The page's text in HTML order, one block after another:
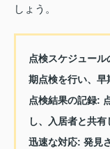
しょう。
点検スケジュール
期点検を行い、早
点検結果の記録:
し、入居者と共有
迅速な対応: 発見